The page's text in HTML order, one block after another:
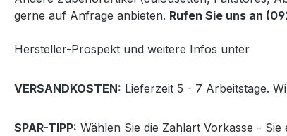
gerne auf Anfrage anbieten. Rufen Sie uns an
Hersteller-Prospekt und weitere Infos unter
VERSANDKOSTEN: Lieferzeit 5 - 7 Arbeitstage.
SPAR-TIPP: Wählen Sie die Zahlart Vorkasse -